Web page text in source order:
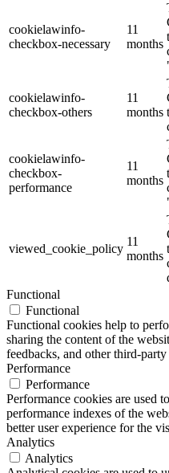
cookielawinfo-
checkbox-necessary
11
months
cookielawinfo-
checkbox-others
11
months
cookielawinfo-
checkbox-
performance
11
months
viewed_cookie_policy
11
months
Functional
Functional
Functional cookies help to
sharing the content of the
feedbacks, and other third-party
Performance
Performance
Performance cookies are used
performance indexes of the
better user experience for the
Analytics
Analytics